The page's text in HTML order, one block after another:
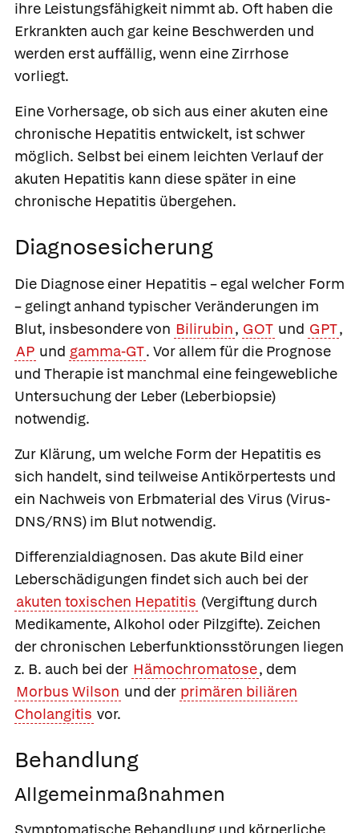
ihre Leistungsfähigkeit nimmt ab. Oft haben die
Erkrankten auch gar keine Beschwerden und
werden erst auffällig, wenn eine Zirrhose
vorliegt.
Eine Vorhersage, ob sich aus einer akuten eine
chronische Hepatitis entwickelt, ist schwer
möglich. Selbst bei einem leichten Verlauf der
akuten Hepatitis kann diese später in eine
chronische Hepatitis übergehen.
Diagnosesicherung
Die Diagnose einer Hepatitis – egal welcher Form
– gelingt anhand typischer Veränderungen im
Blut, insbesondere von Bilirubin, GOT und GPT,
AP und gamma-GT. Vor allem für die Prognose
und Therapie ist manchmal eine feingewebliche
Untersuchung der Leber (Leberbiopsie)
notwendig.
Zur Klärung, um welche Form der Hepatitis es
sich handelt, sind teilweise Antikörpertests und
ein Nachweis von Erbmaterial des Virus (Virus-
DNS/RNS) im Blut notwendig.
Differenzialdiagnosen. Das akute Bild einer
Leberschädigungen findet sich auch bei der
akuten toxischen Hepatitis (Vergiftung durch
Medikamente, Alkohol oder Pilzgifte). Zeichen
der chronischen Leberfunktionsstörungen liegen
z. B. auch bei der Hämochromatose, dem
Morbus Wilson und der primären biliären
Cholangitis vor.
Behandlung
Allgemeinmaßnahmen